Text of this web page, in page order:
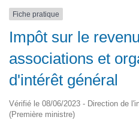
Fiche pratique
Impôt sur le
associations et
d'intérêt général
Vérifié le 08/06/2023 - Direction de
(Première ministre)